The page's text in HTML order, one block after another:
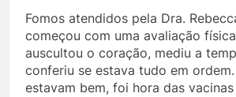
Fomos atendidos pela Dra.
começou com uma avaliação
auscultou o coração, mediu a
conferiu se estava tudo em
estavam bem, foi hora das